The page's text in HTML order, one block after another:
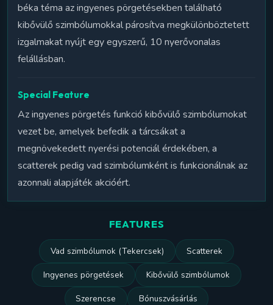
béka téma az ingyenes pörgetésekben található
kibővülő szimbólumokkal párosítva megkülönböztetett
izgalmakat nyújt egy egyszerű, 10 nyerővonalas
felállásban.
Special Feature
Az ingyenes pörgetés funkció kibővülő szimbólumokat
vezet be, amelyek befedik a tárcsákat a
megnövekedett nyerési potenciál érdekében, a
scatterek pedig vad szimbólumként is funkcionálnak az
azonnali alapjáték akcióért.
FEATURES
Vad szimbólumok (Tekercsek) Scatterek
Ingyenes pörgetések Kibővülő szimbólumok
Szerencse Bónuszvásárlás